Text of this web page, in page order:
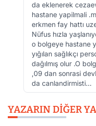
da eklenerek
hastane yapilmali
erkmen fay hattı
Nüfus hızla
o bolgeye hastane
yığılan sağlıkçı
dağılmış olur .O
,09 dan sonrasi
da canlandirmisti...
YAZARIN DIĞER